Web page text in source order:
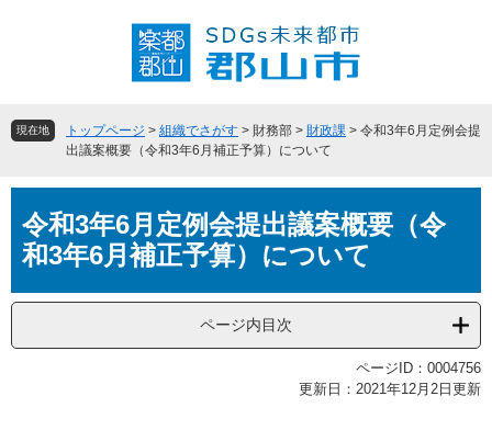
頭
飛現在地 トップページ > 組織でさがす > 財務部 > 財政課 > 令和3年6月定例会提
出議案概要（令和3年6月補正予算）について
文令和3年6月定例会提出議案概要（令
和3年6月補正予算）について
ページ内目次
ページID：0004756
更新日：2021年12月2日更新